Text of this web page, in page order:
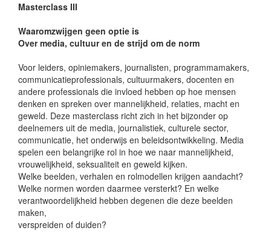
Masterclass III
Waaromzwijgen geen optie is
Over media, cultuur en de strijd om de norm
Voor leiders, opiniemakers, journalisten, programmamakers,
communicatieprofessionals, cultuurmakers, docenten en
andere professionals die invloed hebben op hoe mensen
denken en spreken over mannelijkheid, relaties, macht en
geweld. Deze masterclass richt zich in het bijzonder op
deelnemers uit de media, journalistiek, culturele sector,
communicatie, het onderwijs en beleidsontwikkeling. Media
spelen een belangrijke rol in hoe we naar mannelijkheid,
vrouwelijkheid, seksualiteit en geweld kijken.
Welke beelden, verhalen en rolmodellen krijgen aandacht?
Welke normen worden daarmee versterkt? En welke
verantwoordelijkheid hebben degenen die deze beelden
maken,
verspreiden of duiden?